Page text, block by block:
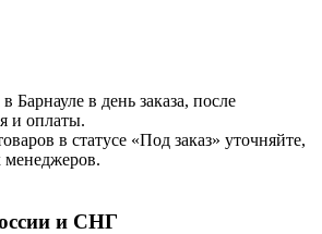
Барнауле в день заказа, после
и оплаты.
в статусе «Под заказ» уточняйте,
и СНГ